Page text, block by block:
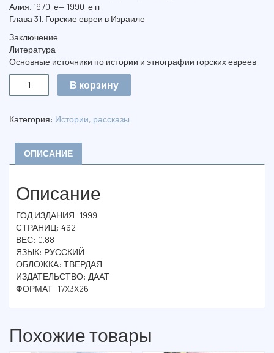
Алия. 1970-е— 1990-е гг
Глава 31. Горские евреи в Израиле
Заключение
Литература
Основные источники по истории и этнографии горских евреев.
ГОРСКИЕ
В корзину
Категория: Истории, рассказы
ОПИСАНИЕ
Описание
ГОД ИЗДАНИЯ: 1999
СТРАНИЦ: 462
ВЕС: 0.88
ЯЗЫК: РУССКИЙ
ОБЛОЖКА: ТВЕРДАЯ
ИЗДАТЕЛЬСТВО: ДААТ
ФОРМАТ: 17X3X26
Похожие товары